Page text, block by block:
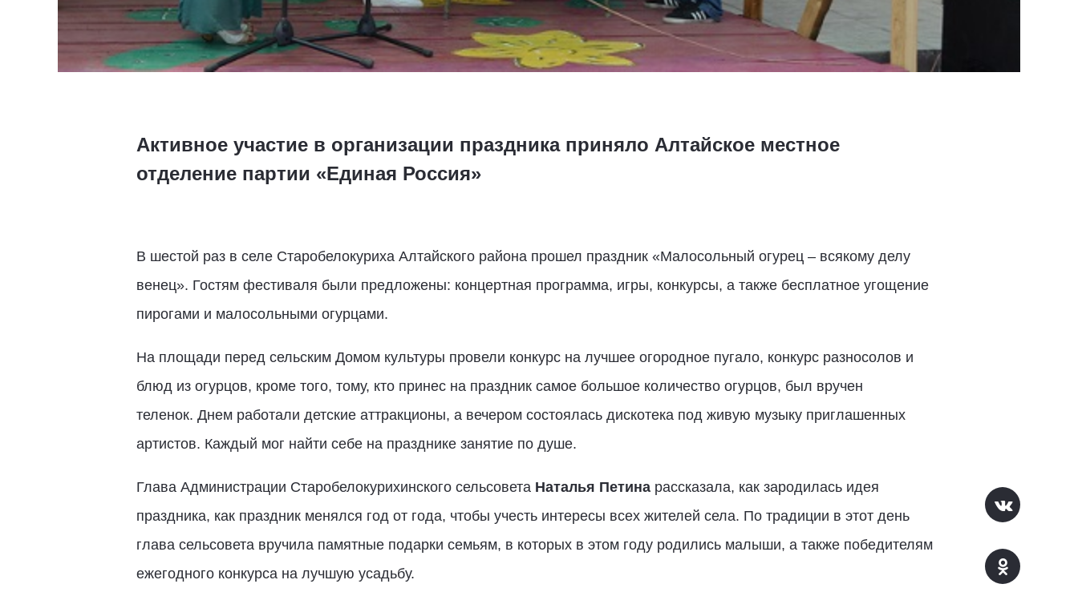
Активное участие в организации праздника приняло Алтайское местное
отделение партии «Единая Россия»
В шестой раз в селе Старобелокуриха Алтайского района прошел праздник «Малосольный огурец – всякому делу
венец». Гостям фестиваля были предложены: концертная программа, игры, конкурсы, а также бесплатное угощение
пирогами и малосольными огурцами.
На площади перед сельским Домом культуры провели конкурс на лучшее огородное пугало, конкурс разносолов и
блюд из огурцов, кроме того, тому, кто принес на праздник самое большое количество огурцов, был вручен
теленок. Днем работали детские аттракционы, а вечером состоялась дискотека под живую музыку приглашенных
артистов. Каждый мог найти себе на празднике занятие по душе.
Глава Администрации Старобелокурихинского сельсоветаНаталья Петинарассказала, как зародилась идея
праздника, как праздник менялся год от года, чтобы учесть интересы всех жителей села. По традиции в этот день
глава сельсовета вручила памятные подарки семьям, в которых в этом году родились малыши, а также победителям
ежегодного конкурса на лучшую усадьбу.